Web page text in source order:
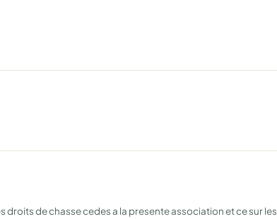
de chasse cedes a la presente association et ce sur les